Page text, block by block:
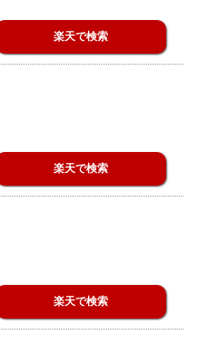
楽天で検索
楽天で検索
楽天で検索